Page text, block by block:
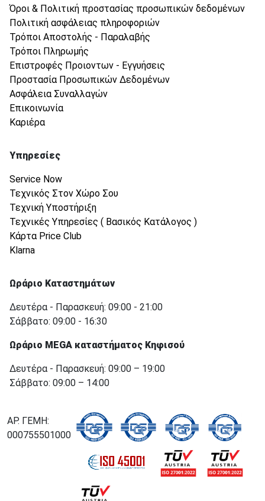
Όροι & Πολιτική προστασίας προσωπικών δεδομένων
Πολιτική ασφάλειας πληροφοριών
Τρόποι Αποστολής - Παραλαβής
Τρόποι Πληρωμής
Επιστροφές Προιοντων - Εγγυήσεις
Προστασία Προσωπικών Δεδομένων
Ασφάλεια Συναλλαγών
Επικοινωνία
Καριέρα
Υπηρεσίες
Service Now
Τεχνικός Στον Χώρο Σου
Τεχνική Υποστήριξη
Τεχνικές Υπηρεσίες ( Βασικός Κατάλογος )
Κάρτα Price Club
Klarna
Ωράριο Καταστημάτων
Δευτέρα - Παρασκευή: 09:00 - 21:00
Σάββατο: 09:00 - 16:30
Ωράριο MEGA καταστήματος Κηφισού
Δευτέρα - Παρασκευή: 09:00 – 19:00
Σάββατο: 09:00 – 14:00
ΑΡ. ΓΕΜΗ:
000755501000